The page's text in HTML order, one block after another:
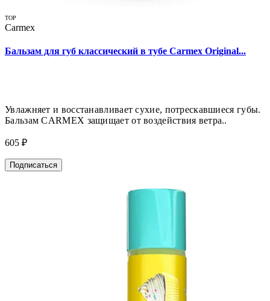
TOP
Carmex
Бальзам для губ классический в тубе Carmex Original...
Увлажняет и восстанавливает сухие, потрескавшиеся губы.
Бальзам CARMEX защищает от воздействия ветра..
605 ₽
Подписаться